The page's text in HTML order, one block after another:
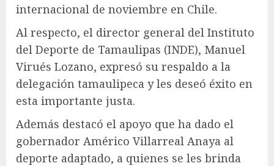
internacional de noviembre en Chile.
Al respecto, el director general del Instituto
del Deporte de Tamaulipas (INDE), Manuel
Virués Lozano, expresó su respaldo a la
delegación tamaulipeca y les deseó éxito en
esta importante justa.
Además destacó el apoyo que ha dado el
gobernador Américo Villarreal Anaya al
deporte adaptado, a quienes se les brinda